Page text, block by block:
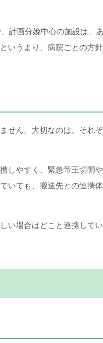
計画分娩中心の施設は、
いうより、病院ごとの方
せん。大切なのは、それ
しやすく、緊急帝王切開
いても、搬送先との連携
い場合はどこと連携して